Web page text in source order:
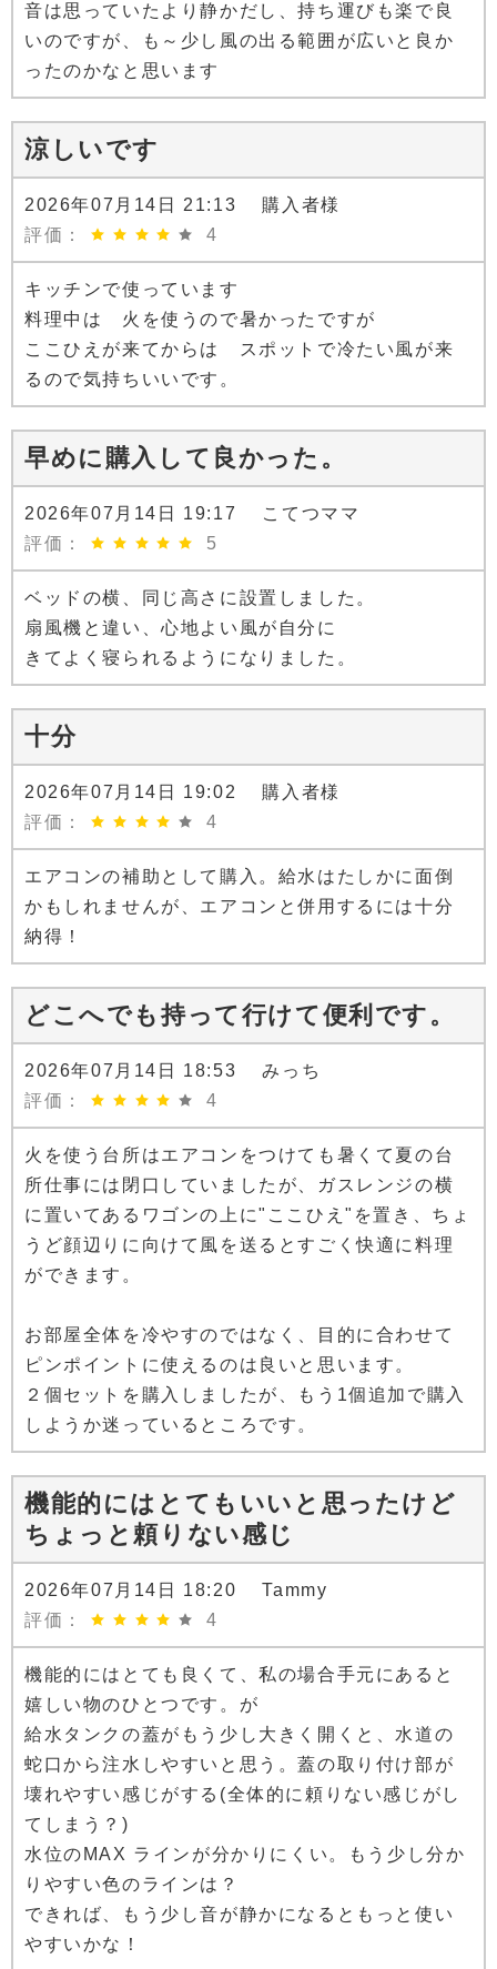
音は思っていたより静かだし、持ち運びも楽で良
いのですが、も～少し風の出る範囲が広いと良か
ったのかなと思います
涼しいです
2026年07月14日 21:13 購入者様
評価：
4
キッチンで使っています
料理中は 火を使うので暑かったですが
ここひえが来てからは スポットで冷たい風が来
るので気持ちいいです。
早めに購入して良かった。
2026年07月14日 19:17 こてつママ
評価：
5
ベッドの横、同じ高さに設置しました。
扇風機と違い、心地よい風が自分に
きてよく寝られるようになりました。
十分
2026年07月14日 19:02 購入者様
評価：
4
エアコンの補助として購入。給水はたしかに面倒
かもしれませんが、エアコンと併用するには十分
納得！
どこへでも持って行けて便利です。
2026年07月14日 18:53 みっち
評価：
4
火を使う台所はエアコンをつけても暑くて夏の台
所仕事には閉口していましたが、ガスレンジの横
に置いてあるワゴンの上に"ここひえ"を置き、ちょ
うど顔辺りに向けて風を送るとすごく快適に料理
ができます。
お部屋全体を冷やすのではなく、目的に合わせて
ピンポイントに使えるのは良いと思います。
２個セットを購入しましたが、もう1個追加で購入
しようか迷っているところです。
機能的にはとてもいいと思ったけど
ちょっと頼りない感じ
2026年07月14日 18:20 Tammy
評価：
4
機能的にはとても良くて、私の場合手元にあると
嬉しい物のひとつです。が
給水タンクの蓋がもう少し大きく開くと、水道の
蛇口から注水しやすいと思う。蓋の取り付け部が
壊れやすい感じがする(全体的に頼りない感じがし
てしまう？)
水位のMAX ラインが分かりにくい。もう少し分か
りやすい色のラインは？
できれば、もう少し音が静かになるともっと使い
やすいかな！